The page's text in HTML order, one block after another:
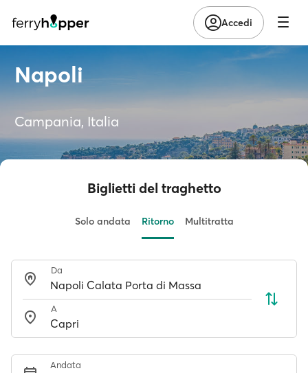
Accedi
Napoli
Campania, Italia
Biglietti del traghetto
Solo andata Ritorno Multitratta
Da
A
Andata